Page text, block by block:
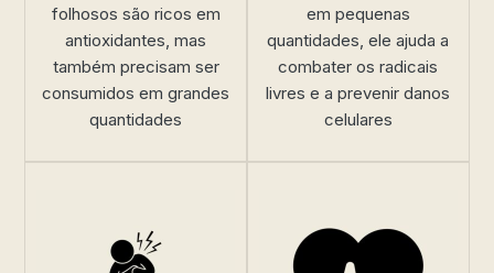
folhosos são ricos em
antioxidantes, mas
também precisam ser
consumidos em grandes
quantidades
em pequenas
quantidades, ele ajuda a
combater os radicais
livres e a prevenir danos
celulares